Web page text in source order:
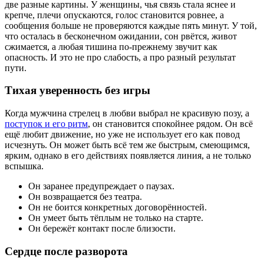
две разные картины. У женщины, чья связь стала яснее и
крепче, плечи опускаются, голос становится ровнее, а
сообщения больше не проверяются каждые пять минут. У той,
что осталась в бесконечном ожидании, сон рвётся, живот
сжимается, а любая тишина по-прежнему звучит как
опасность. И это не про слабость, а про разный результат
пути.
Тихая уверенность без игры
Когда мужчина стрелец в любви выбрал не красивую позу, а
поступок и его ритм, он становится спокойнее рядом. Он всё
ещё любит движение, но уже не использует его как повод
исчезнуть. Он может быть всё тем же быстрым, смеющимся,
ярким, однако в его действиях появляется линия, а не только
вспышка.
Он заранее предупреждает о паузах.
Он возвращается без театра.
Он не боится конкретных договорённостей.
Он умеет быть тёплым не только на старте.
Он бережёт контакт после близости.
Сердце после разворота